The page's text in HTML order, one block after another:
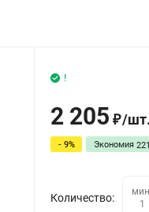
!
2 205 ₽/шт.
- 9% Экономия221
Количество:
1